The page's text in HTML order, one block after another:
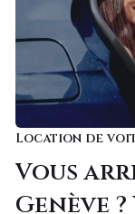
Location de
Vous
Genève